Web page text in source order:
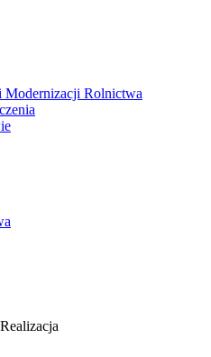
Modernizacji Rolnictwa